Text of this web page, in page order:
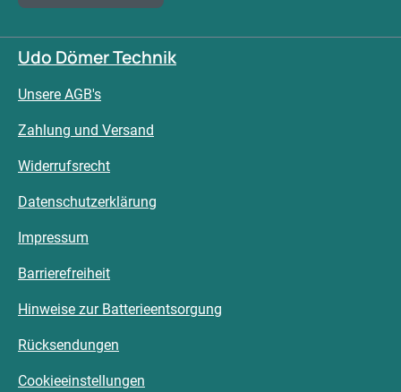
Udo Dömer Technik
Unsere AGB's
Zahlung und Versand
Widerrufsrecht
Datenschutzerklärung
Impressum
Barrierefreiheit
Hinweise zur Batterieentsorgung
Rücksendungen
Cookieeinstellungen